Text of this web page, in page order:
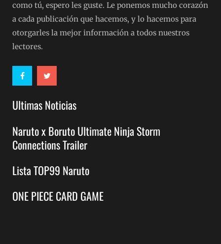
como tú, espero les guste. Le ponemos mucho corazón
a cada publicación que hacemos, y lo hacemos para
otorgarles la mejor información a todos nuestros
lectores.
Ultimas Noticias
Naruto x Boruto Ultimate Ninja Storm
Connections Trailer
Lista TOP99 Naruto
ONE PIECE CARD GAME